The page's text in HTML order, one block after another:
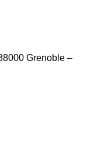
Grenoble –